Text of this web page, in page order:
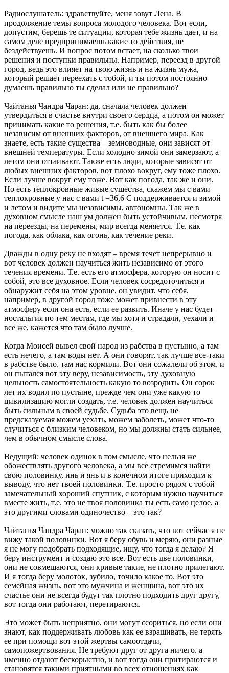
Радиослушатель: здравствуйте, меня зовут Лена. В
продолжение темы вопроса молодого человека. Вот если,
допустим, берешь те ситуации, которая тебе жизнь дает, и на
самом деле предпринимаешь какие то действия, не
бездействуешь. И вопрос потом встает, на сколько твои
решения и поступки правильны. Например, переезд в другой
город, ведь это влияет на твою жизнь и на жизнь мужа,
который решает переехать с тобой, и ты потом постоянно
думаешь правильно ты сделал или не правильно?
Чайтанья Чандра Чаран: да, сначала человек должен
утвердиться в счастье внутри своего сердца, а потом он может
принимать какие то решения, т.е. быть как бы более
независим от внешних факторов, от внешнего мира. Как
знаете, есть такие существа – земноводные, они зависят от
внешней температуры. Если холодно зимой они замерзают, а
летом они оттаивают. Также есть люди, которые зависят от
любых внешних факторов, вот плохо вокруг, ему тоже плохо.
Если лучше вокруг ему тоже. Вот как погода, так же и они.
Но есть теплокровные живые существа, скажем мы с вами
теплокровные у нас с вами t =36,6 С поддерживается и зимой
и летом и видите мы независимы, автономны. Так же в
духовном смысле наш ум должен быть устойчивым, несмотря
на переезды, на перемены, мир всегда меняется. Т.е. как
погода, как облака, как огонь, как течение реки.
Дважды в одну реку не входят – время течет непрерывно и
вот человек должен научиться жить независимо от этого
течения времени. Т.е. есть его атмосфера, которую он носит с
собой, это все духовное. Если человек сосредоточиться и
обнаружит себя на этом уровне, он увидит, что себя,
например, в другой город тоже может привнести в эту
атмосферу если она есть, если ее развить. Иначе у нас будет
ностальгия по тем местам, где мы хотя и страдали, уехали и
все же, кажется что там было лучше.
Когда Моисей вывел свой народ из рабства в пустыню, а там
есть нечего, а там воды нет. А они говорят, так лучше все-таки
в рабстве было, там нас кормили. Вот они сожалели об этом, и
он пытался вот эту веру, независимость, эту духовную
цельность самостоятельность какую то возродить. Он сорок
лет их водил по пустыне, прежде чем они уже какую то
цивилизацию могли создать, т.е. человек должен научиться
быть сильным в своей судьбе. Судьба это вещь не
предсказуемая можем уехать, можем заболеть, может что-то
случиться с близким человеком, но мы должны стать сильнее,
чем в обычном смысле слова.
Ведущий: человек одинок в том смысле, что нельзя же
обожествлять другого человека, а мы все стремимся найти
свою половинку, инь и янь и в конечном итоге приходим к
выводу, что нет твоей половинки. Т.е. просто рядом с тобой
замечательный хороший спутник, с которым нужно научиться
вместе жить, т.е. это не твоя половинка ты есть само целое, а
это другими словами одиночество – это так?
Чайтанья Чандра Чаран: можно так сказать, что вот сейчас я не
вижу такой половинки. Вот я беру обувь и меряю, они разные
я не могу подобрать подходящие, ищу, что тогда я делаю? Я
беру инструмент и создаю это все. Вот есть две половинки,
они не совмещаются, они кривые такие, не плотно прилегают.
И я тогда беру молоток, зубило, точило какое то. Вот это
семейная жизнь, вот это мужчина и женщина, вот это их
счастье они не всегда будут так плотно подходить друг другу,
вот тогда они работают, перетираются.
Это может быть неприятно, они могут ссориться, но если они
знают, как поддерживать любовь как ее взращивать, не терять
ее при помощи вот этой жертвы самоотдачи,
самопожертвования. Не требуют друг от друга ничего, а
именно отдают бескорыстно, и вот тогда они притираются и
становятся такими приятными во всех отношениях как